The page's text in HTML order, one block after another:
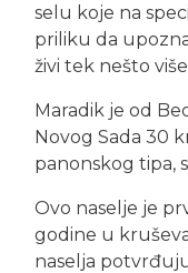
selu koje na
priliku da
živi tek nešto
Maradik je od
Novog Sada 30
panonskog tipa,
Ovo naselje je
godine u
naselja